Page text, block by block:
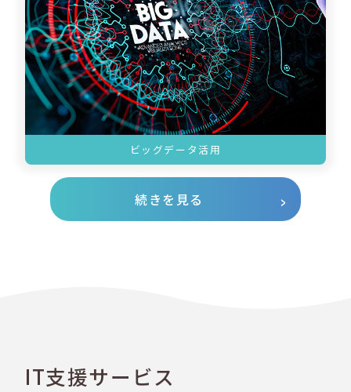
ビッグデータ活用
続きを見る
IT支援サービス